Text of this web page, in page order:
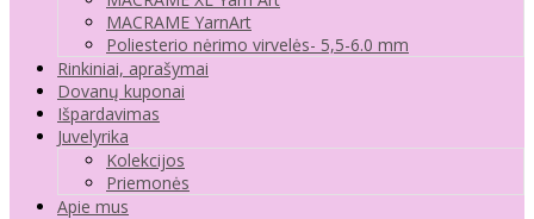
MACRAME YarnArt
Poliesterio nėrimo virvelės- 5,5-6.0 mm
Rinkiniai, aprašymai
Dovanų kuponai
Išpardavimas
Juvelyrika
Kolekcijos
Priemonės
Apie mus